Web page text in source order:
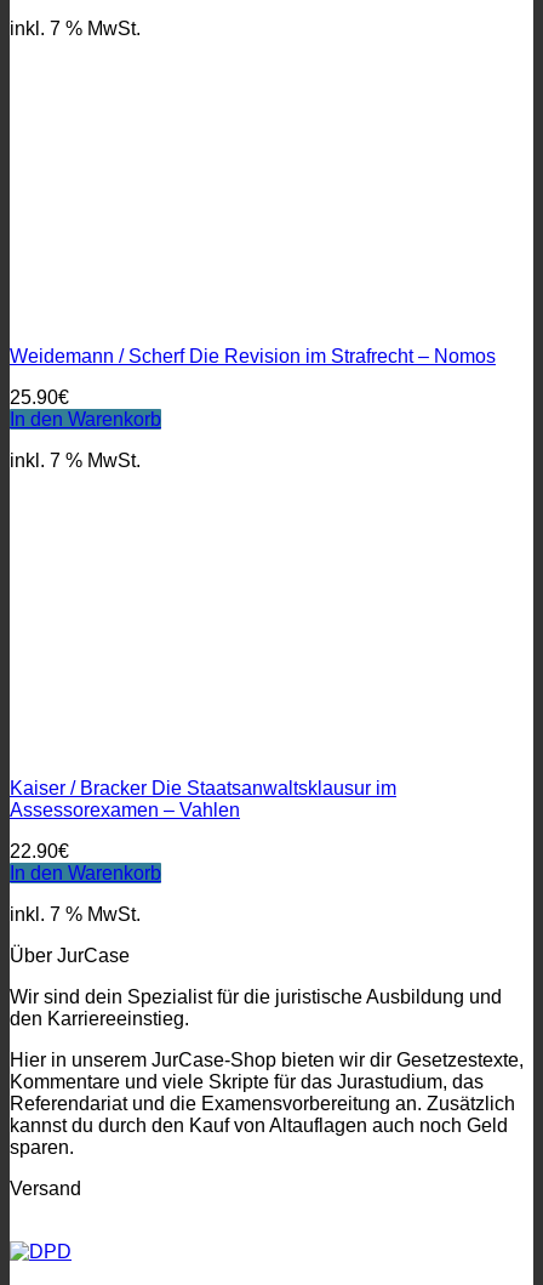
inkl. 7 % MwSt.
Weidemann / Scherf Die Revision im Strafrecht – Nomos
25.90€
In den Warenkorb
inkl. 7 % MwSt.
Kaiser / Bracker Die Staatsanwaltsklausur im
Assessorexamen – Vahlen
22.90€
In den Warenkorb
inkl. 7 % MwSt.
Über JurCase
Wir sind dein Spezialist für die juristische Ausbildung und
den Karriereeinstieg.
Hier in unserem JurCase-Shop bieten wir dir Gesetzestexte,
Kommentare und viele Skripte für das Jurastudium, das
Referendariat und die Examensvorbereitung an. Zusätzlich
kannst du durch den Kauf von Altauflagen auch noch Geld
sparen.
Versand